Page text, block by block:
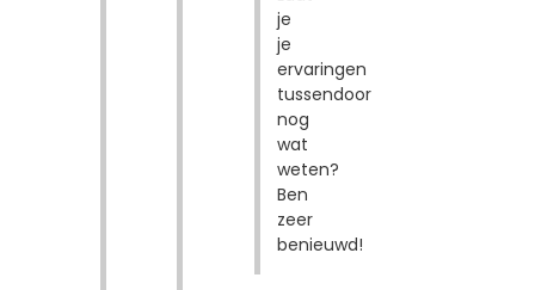
je
je
ervaringen
tussendoor
nog
wat
weten?
Ben
zeer
benieuwd!